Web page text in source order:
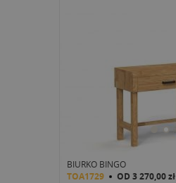
BIURKO BINGO
TOA1729 OD 3 270,00 zł